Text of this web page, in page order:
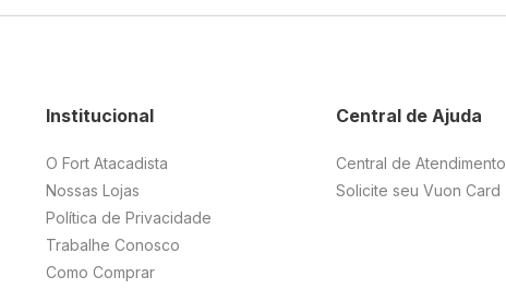
Central de Ajuda
Central de Atendimento
Solicite seu Vuon Card
Institucional
O Fort Atacadista
Nossas Lojas
Política de Privacidade
Trabalhe Conosco
Como Comprar